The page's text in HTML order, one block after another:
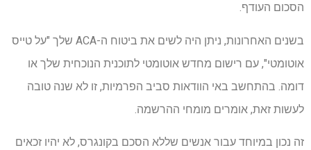
הסכום העודף.
בשנים האחרונות, ניתן היה לשים את ביטוח ה-ACA שלך "על טייס
אוטומטי", עם רישום מחדש אוטומטי לתוכנית הנוכחית שלך או
דומה. בהתחשב באי הוודאות סביב הפרמיות, זו לא שנה טובה
לעשות זאת, אומרים מומחי ההרשמה.
זה נכון במיוחד עבור אנשים שללא הסכם בקונגרס, לא יהיו זכאים